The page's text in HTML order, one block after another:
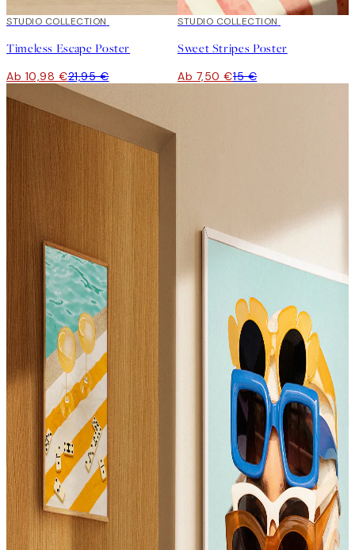
50%*
STUDIO COLLECTION
Timeless Escape Poster
Ab 10,98 €21,95 €
50%*
STUDIO COLLECTION
Sweet Stripes Poster
Ab 7,50 €15 €